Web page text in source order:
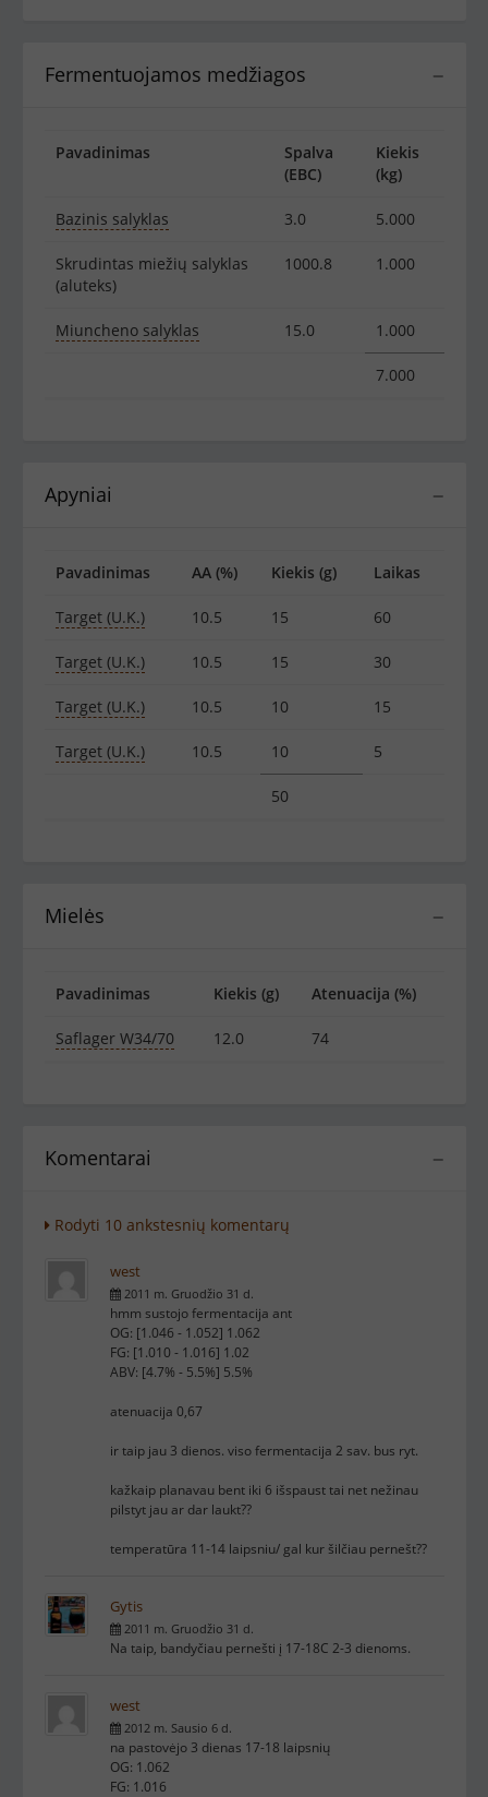
−
Fermentuojamos medžiagos
Pavadinimas
Spalva
(EBC)
Kiekis
(kg)
Bazinis salyklas 3.0 5.000
Skrudintas miežių salyklas
(aluteks)
1000.8 1.000
Miuncheno salyklas 15.0 1.000
7.000
−
Apyniai
Pavadinimas AA (%) Kiekis (g) Laikas
Target (U.K.) 10.5 15 60
Target (U.K.) 10.5 15 30
Target (U.K.) 10.5 10 15
Target (U.K.) 10.5 10 5
50
−
Mielės
Pavadinimas Kiekis (g) Atenuacija (%)
Saflager W34/70 12.0 74
−
Komentarai
Rodyti 10 ankstesnių komentarų
west
2011 m. Gruodžio 31 d.
hmm sustojo fermentacija ant
OG: [1.046 - 1.052] 1.062
FG: [1.010 - 1.016] 1.02
ABV: [4.7% - 5.5%] 5.5%
atenuacija 0,67
ir taip jau 3 dienos. viso fermentacija 2 sav. bus ryt.
kažkaip planavau bent iki 6 išspaust tai net nežinau
pilstyt jau ar dar laukt??
temperatūra 11-14 laipsniu/ gal kur šilčiau pernešt??
Gytis
2011 m. Gruodžio 31 d.
Na taip, bandyčiau pernešti į 17-18C 2-3 dienoms.
west
2012 m. Sausio 6 d.
na pastovėjo 3 dienas 17-18 laipsnių
OG: 1.062
FG: 1.016